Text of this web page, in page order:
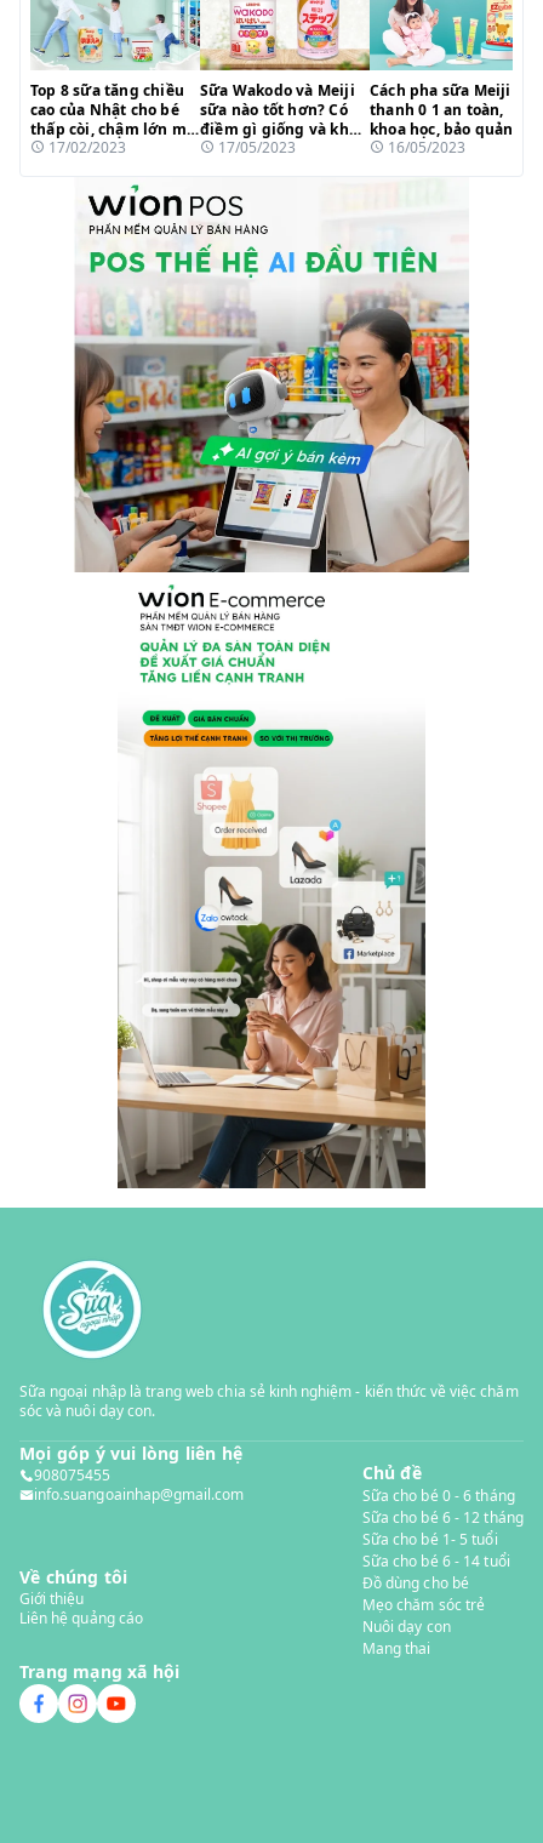
Top 8 sữa tăng chiều
cao của Nhật cho bé
thấp còi, chậm lớn mẹ
tin dùng 2023
17/02/2023
Sữa Wakodo và Meiji
sữa nào tốt hơn? Có
điềm gì giống và khác
nhau?
17/05/2023
Cách pha sữa Meiji
thanh 0 1 an toàn,
khoa học, bảo quản
dưỡng chất
16/05/2023
Sữa ngoại nhập là trang web chia sẻ kinh nghiệm - kiến thức về việc chăm
sóc và nuôi dạy con.
Mọi góp ý vui lòng liên hệ
908075455
info.suangoainhap@gmail.com
Về chúng tôi
Giới thiệu
Liên hệ quảng cáo
Trang mạng xã hội
Chủ đề
Sữa cho bé 0 - 6 tháng
Sữa cho bé 6 - 12 tháng
Sữa cho bé 1- 5 tuổi
Sữa cho bé 6 - 14 tuổi
Đồ dùng cho bé
Mẹo chăm sóc trẻ
Nuôi dạy con
Mang thai